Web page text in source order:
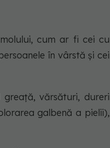
cum ar fi cei cu
în vârstă și cei
vărsături, dureri
galbenă a pielii),